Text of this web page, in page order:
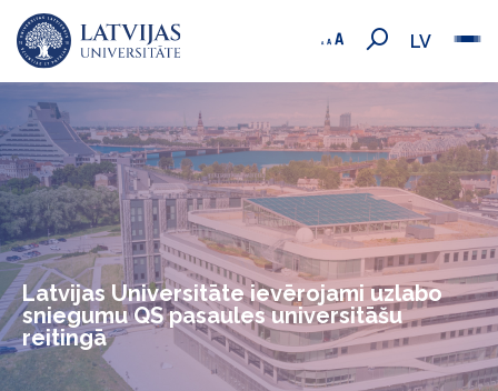
LV
Latvijas Universitāte ievērojami uzlabo
sniegumu QS pasaules universitāšu
reitingā